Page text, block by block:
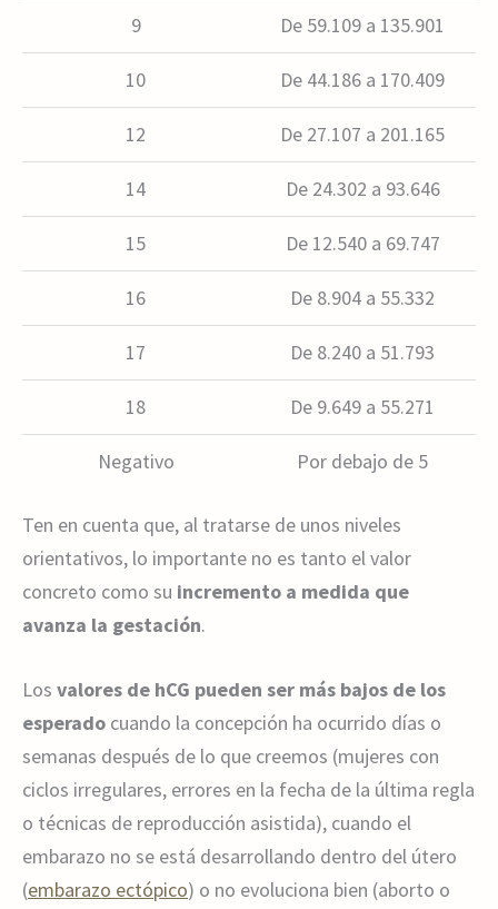
9 De 59.109 a 135.901
10 De 44.186 a 170.409
12 De 27.107 a 201.165
14 De 24.302 a 93.646
15 De 12.540 a 69.747
16 De 8.904 a 55.332
17 De 8.240 a 51.793
18 De 9.649 a 55.271
Negativo Por debajo de 5
Ten en cuenta que, al tratarse de unos niveles
orientativos, lo importante no es tanto el valor
concreto como su incremento a medida que
avanza la gestación.
Los valores de hCG pueden ser más bajos de los
esperado cuando la concepción ha ocurrido días o
semanas después de lo que creemos (mujeres con
ciclos irregulares, errores en la fecha de la última regla
o técnicas de reproducción asistida), cuando el
embarazo no se está desarrollando dentro del útero
(embarazo ectópico) o no evoluciona bien (aborto o